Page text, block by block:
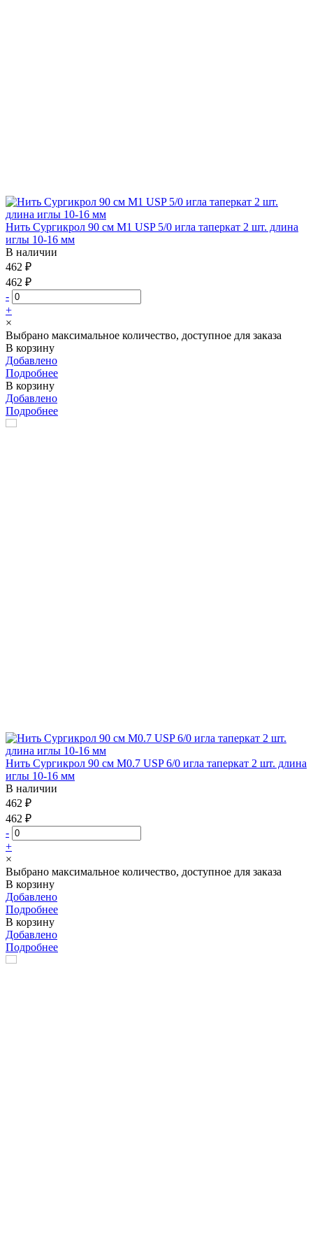
Нить Сургикрол 90 см М1 USP 5/0 игла таперкат 2 шт. длина
иглы 10-16 мм
В наличии
462 ₽
462 ₽
-
+
×
Выбрано максимальное количество, доступное для заказа
В корзину
Добавлено
Подробнее
В корзину
Добавлено
Подробнее
Нить Сургикрол 90 см М0.7 USP 6/0 игла таперкат 2 шт. длина
иглы 10-16 мм
В наличии
462 ₽
462 ₽
-
+
×
Выбрано максимальное количество, доступное для заказа
В корзину
Добавлено
Подробнее
В корзину
Добавлено
Подробнее